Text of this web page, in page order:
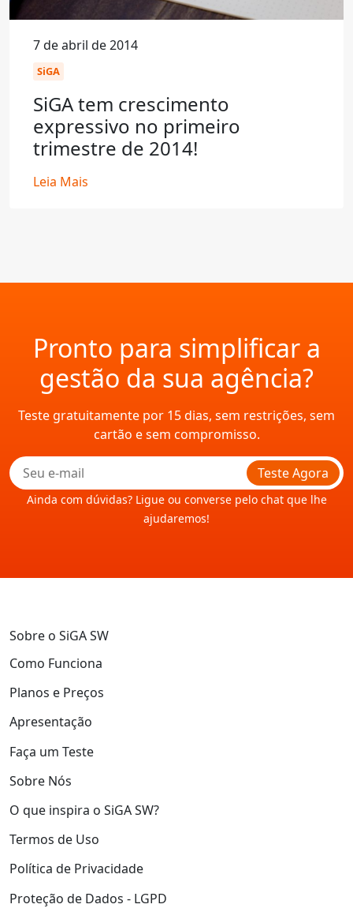
7 de abril de 2014
SiGA
SiGA tem crescimento
expressivo no primeiro
trimestre de 2014!
Leia Mais
Pronto para simplificar a
gestão da sua agência?
Teste gratuitamente por 15 dias, sem restrições, sem
cartão e sem compromisso.
Teste Agora
Ainda com dúvidas? Ligue ou converse pelo chat que lhe
ajudaremos!
Sobre o SiGA SW
Como Funciona
Planos e Preços
Apresentação
Faça um Teste
Sobre Nós
O que inspira o SiGA SW?
Termos de Uso
Política de Privacidade
Proteção de Dados - LGPD